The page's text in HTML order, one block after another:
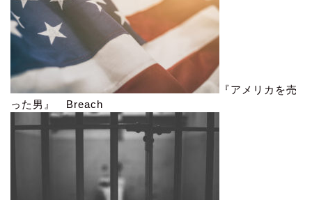
『アメリカを売
った男』 Breach